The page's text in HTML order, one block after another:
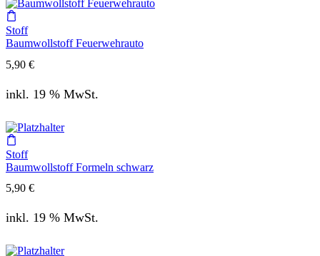
Stoff
Baumwollstoff Feuerwehrauto
5,90 €
inkl. 19 % MwSt.
Stoff
Baumwollstoff Formeln schwarz
5,90 €
inkl. 19 % MwSt.